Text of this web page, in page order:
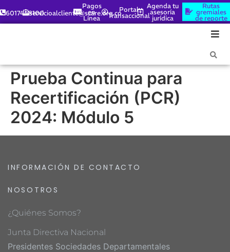
6017448100servicioalcliente@scare.org.co
Pagos
en
Línea
Portal
Transaccional
Agenda tu
asesoría
jurídica
Rutas
gremiales
de reporte
Prueba Continua para
Recertificación (PCR)
2024: Módulo 5
INFORMACIÓN DE CONTACTO
NOSOTROS
¿Quiénes Somos?
Junta Directiva Nacional
Presidentes Sociedades Departamentales